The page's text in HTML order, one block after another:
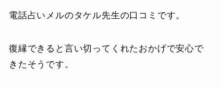
電話占いメルのタケル先生の口コミです。
復縁できると言い切ってくれたおかげで安心で
きたそうです。